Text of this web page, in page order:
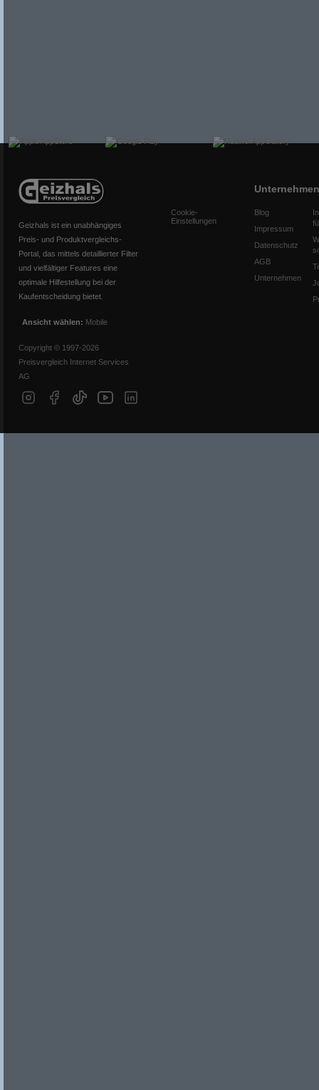
Geizhals ist ein unabhängiges
Preis- und Produktvergleichs-
Portal, das mittels detaillierter Filter
und vielfältiger Features eine
optimale Hilfestellung bei der
Kaufentscheidung bietet.
Ansicht wählen: Mobile
Copyright © 1997-2026
Preisvergleich Internet Services
AG
Cookie-
Einstellungen
Unternehmen
Blog
Impressum
Datenschutz
AGB
Unternehmen